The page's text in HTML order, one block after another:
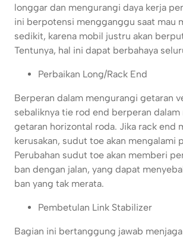
longgar dan mengurangi daya kerja
ini berpotensi mengganggu saat mau
sedikit, karena mobil justru akan
Tentunya, hal ini dapat berbahaya
Perbaikan Long/Rack End
Berperan dalam mengurangi getaran
sebaliknya tie rod end berperan
getaran horizontal roda. Jika rack end
kerusakan, sudut toe akan mengalami
Perubahan sudut toe akan memberi
ban dengan jalan, yang dapat
ban yang tak merata.
Pembetulan Link Stabilizer
Bagian ini bertanggung jawab